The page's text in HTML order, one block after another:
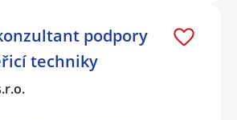
podpory
techniky